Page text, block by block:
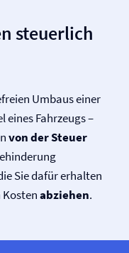
steuerlich
Umbaus einer
eines Fahrzeugs –
von der Steuer
Sie dafür erhalten
Kostenabziehen.